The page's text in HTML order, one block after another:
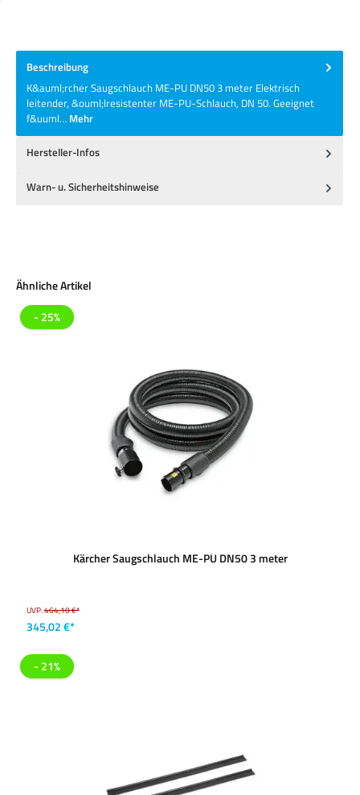
Beschreibung
K&auml;rcher Saugschlauch ME-PU DN50 3 meter Elektrisch
leitender, &ouml;lresistenter ME-PU-Schlauch, DN 50. Geeignet
f&uuml… Mehr
Hersteller-Infos
Warn- u. Sicherheitshinweise
Produktgalerie überspringen
Ähnliche Artikel
- 25%
Kärcher Saugschlauch ME-PU DN50 3 meter
UVP:464,10 €*
345,02 €*
- 21%